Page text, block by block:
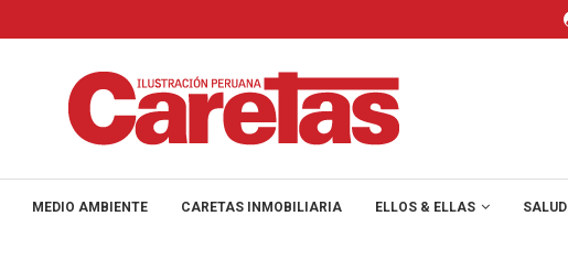
MEDIO AMBIENTE CARETAS INMOBILIARIA ELLOS & ELLAS SALUD